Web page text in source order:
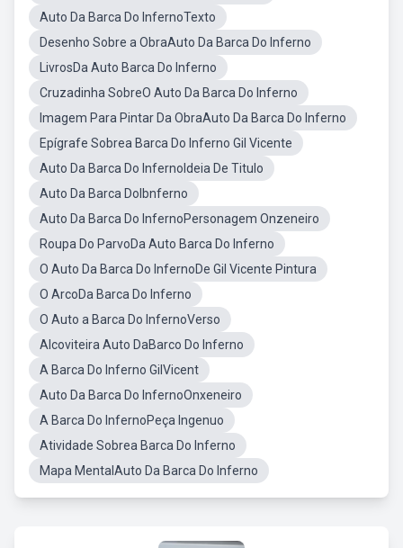
Auto Da Barca Do InfernoTexto
Desenho Sobre a ObraAuto Da Barca Do Inferno
LivrosDa Auto Barca Do Inferno
Cruzadinha SobreO Auto Da Barca Do Inferno
Imagem Para Pintar Da ObraAuto Da Barca Do Inferno
Epígrafe Sobrea Barca Do Inferno Gil Vicente
Auto Da Barca Do InfernoIdeia De Titulo
Auto Da Barca DoIbnferno
Auto Da Barca Do InfernoPersonagem Onzeneiro
Roupa Do ParvoDa Auto Barca Do Inferno
O Auto Da Barca Do InfernoDe Gil Vicente Pintura
O ArcoDa Barca Do Inferno
O Auto a Barca Do InfernoVerso
Alcoviteira Auto DaBarco Do Inferno
A Barca Do Inferno GilVicent
Auto Da Barca Do InfernoOnxeneiro
A Barca Do InfernoPeça Ingenuo
Atividade Sobrea Barca Do Inferno
Mapa MentalAuto Da Barca Do Inferno